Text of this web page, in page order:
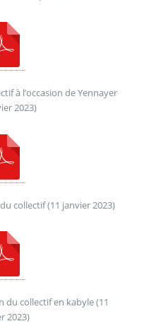
à l’occasion de Yennayer
2023)
collectif (11 janvier 2023)
du collectif en kabyle (11
2023)